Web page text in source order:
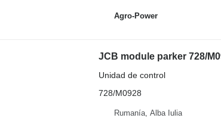
Agro-Power
JCB module parker 728/
Unidad de control
728/M0928
Rumanía, Alba Iulia